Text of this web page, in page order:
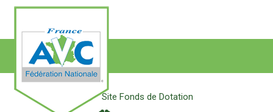
Site Fonds de Dotation